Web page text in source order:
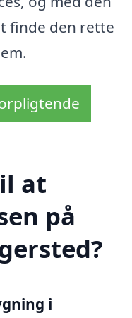
finde den rette
at
på
i